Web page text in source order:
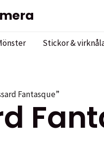
Stickor &
Fantasque”